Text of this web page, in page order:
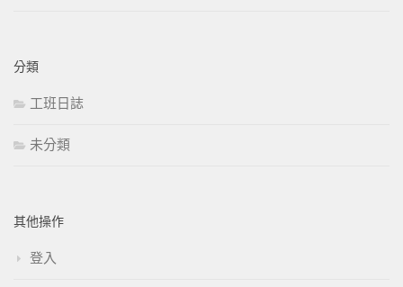
分類
工班日誌
未分類
其他操作
登入